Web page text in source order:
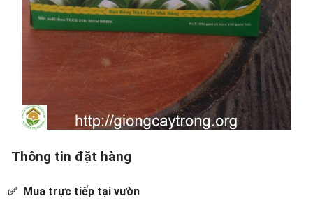
Thông tin đặt hàng
✅ Mua trực tiếp tại vườn